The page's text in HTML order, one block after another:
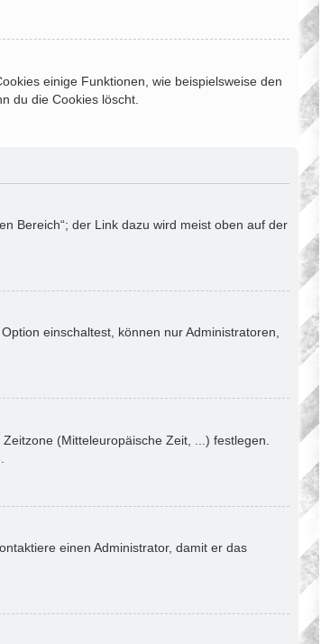
einige Funktionen, wie beispielsweise den
du die Cookies löscht.
Bereich“; der Link dazu wird meist oben auf der
einschaltest, können nur Administratoren,
(Mitteleuropäische Zeit, ...) festlegen.
einen Administrator, damit er das